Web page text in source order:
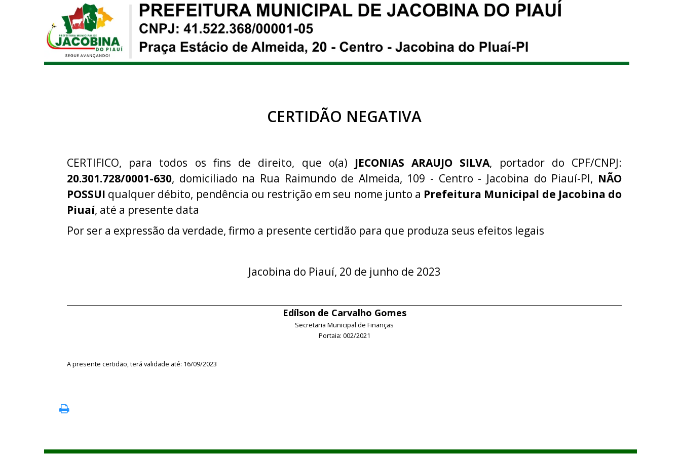
CERTIDÃO NEGATIVA
CERTIFICO, para todos os fins de direito, que o(a) JECONIAS ARAUJO SILVA, portador do CPF/CNPJ:
20.301.728/0001-630, domiciliado na Rua Raimundo de Almeida, 109 - Centro - Jacobina do Piauí-PI, NÃO
POSSUI qualquer débito, pendência ou restrição em seu nome junto a Prefeitura Municipal de Jacobina do
Piuaí, até a presente data
Por ser a expressão da verdade, firmo a presente certidão para que produza seus efeitos legais
Jacobina do Piauí, 20 de junho de 2023
Edílson de Carvalho Gomes
Secretaria Municipal de Finanças
Portaia: 002/2021
A presente certidão, terá validade até: 16/09/2023